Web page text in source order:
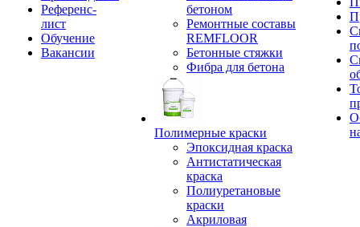
Референс-
лист
Обучение
Вакансии
бетоном
Ремонтные составы
REMFLOOR
Бетонные стяжки
Фибра для бетона
Полимерные краски
Эпоксидная краска
Антистатическая
краска
Полиуретановые
краски
Акриловая